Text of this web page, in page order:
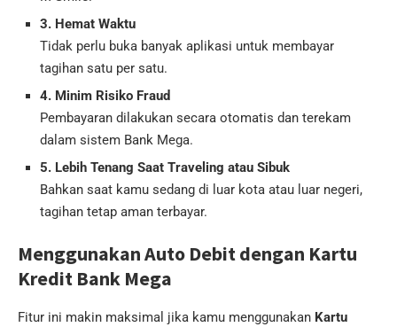
3. Hemat Waktu
Tidak perlu buka banyak aplikasi untuk membayar
tagihan satu per satu.
4. Minim Risiko Fraud
Pembayaran dilakukan secara otomatis dan terekam
dalam sistem Bank Mega.
5. Lebih Tenang Saat Traveling atau Sibuk
Bahkan saat kamu sedang di luar kota atau luar negeri,
tagihan tetap aman terbayar.
Menggunakan Auto Debit dengan Kartu
Kredit Bank Mega
Fitur ini makin maksimal jika kamu menggunakan Kartu